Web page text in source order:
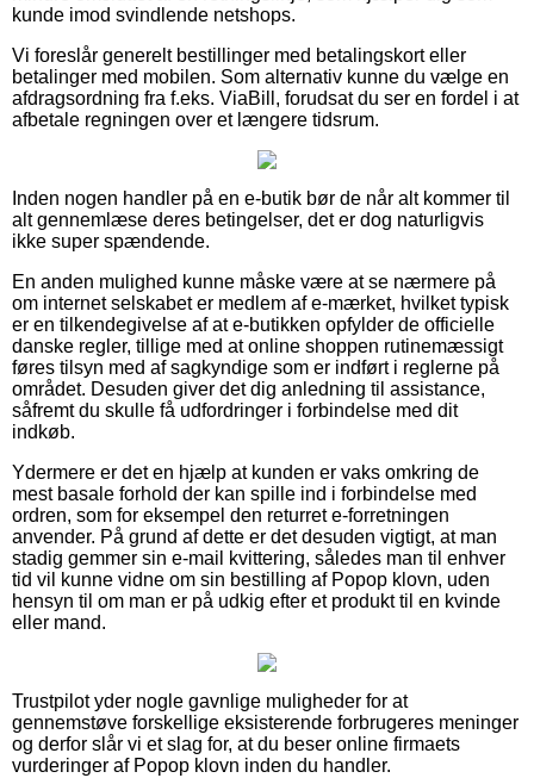
kunde imod svindlende netshops.
Vi foreslår generelt bestillinger med betalingskort eller
betalinger med mobilen. Som alternativ kunne du vælge en
afdragsordning fra f.eks. ViaBill, forudsat du ser en fordel i at
afbetale regningen over et længere tidsrum.
Inden nogen handler på en e-butik bør de når alt kommer til
alt gennemlæse deres betingelser, det er dog naturligvis
ikke super spændende.
En anden mulighed kunne måske være at se nærmere på
om internet selskabet er medlem af e-mærket, hvilket typisk
er en tilkendegivelse af at e-butikken opfylder de officielle
danske regler, tillige med at online shoppen rutinemæssigt
føres tilsyn med af sagkyndige som er indført i reglerne på
området. Desuden giver det dig anledning til assistance,
såfremt du skulle få udfordringer i forbindelse med dit
indkøb.
Ydermere er det en hjælp at kunden er vaks omkring de
mest basale forhold der kan spille ind i forbindelse med
ordren, som for eksempel den returret e-forretningen
anvender. På grund af dette er det desuden vigtigt, at man
stadig gemmer sin e-mail kvittering, således man til enhver
tid vil kunne vidne om sin bestilling af Popop klovn, uden
hensyn til om man er på udkig efter et produkt til en kvinde
eller mand.
Trustpilot yder nogle gavnlige muligheder for at
gennemstøve forskellige eksisterende forbrugeres meninger
og derfor slår vi et slag for, at du beser online firmaets
vurderinger af Popop klovn inden du handler.